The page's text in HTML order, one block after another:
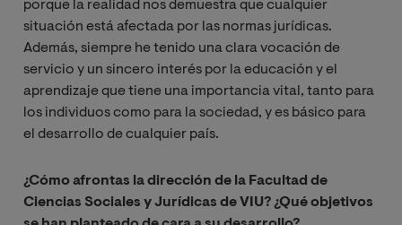
porque la realidad nos demuestra que cualquier
situación está afectada por las normas jurídicas.
Además, siempre he tenido una clara vocación de
servicio y un sincero interés por la educación y el
aprendizaje que tiene una importancia vital, tanto para
los individuos como para la sociedad, y es básico para
el desarrollo de cualquier país.
¿Cómo afrontas la dirección de la Facultad de
Ciencias Sociales y Jurídicas de VIU? ¿Qué objetivos